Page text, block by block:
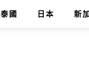
泰國 日本 新